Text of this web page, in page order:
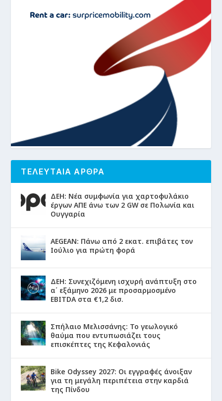
ΤΕΛΕΥΤΑΙΑ ΑΡΘΡΑ
ΔΕΗ: Νέα συμφωνία για χαρτοφυλάκιο
έργων ΑΠΕ άνω των 2 GW σε Πολωνία και
Ουγγαρία
AEGEAN: Πάνω από 2 εκατ. επιβάτες τον
Ιούλιο για πρώτη φορά
ΔΕΗ: Συνεχιζόμενη ισχυρή ανάπτυξη στο
α΄ εξάμηνο 2026 με προσαρμοσμένο
EBITDA στα €1,2 δισ.
Σπήλαιο Μελισσάνης: Το γεωλογικό
θαύμα που εντυπωσιάζει τους
επισκέπτες της Κεφαλονιάς
Bike Odyssey 2027: Οι εγγραφές άνοιξαν
για τη μεγάλη περιπέτεια στην καρδιά
της Πίνδου